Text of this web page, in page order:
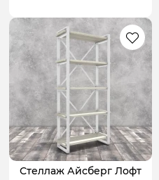
Стеллаж Айсберг Лофт